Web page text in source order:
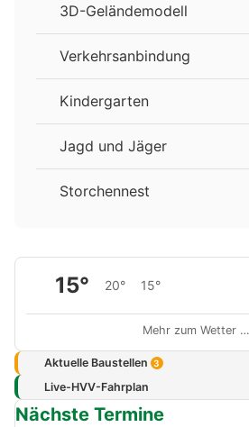
3D-Geländemodell
Verkehrsanbindung
Kindergarten
Jagd und Jäger
Storchennest
15° 20° 15°
Mehr zum Wetter …
Aktuelle Baustellen 3
Live-HVV-Fahrplan
Nächste Termine